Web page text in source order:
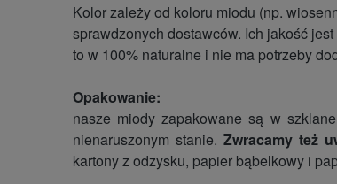
Kolor zależy od koloru miodu (np.
sprawdzonych dostawców. Ich jakość
to w 100% naturalne i nie ma potrzeby
Opakowanie:
nasze miody zapakowane są w
nienaruszonym stanie.Zwracamy też
kartony z odzysku, papier bąbelkowy i